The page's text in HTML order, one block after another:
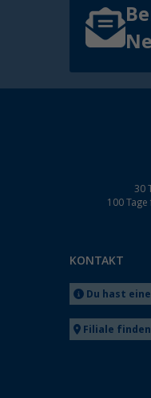
30
100
KONTAKT
Du hast
Filiale finden